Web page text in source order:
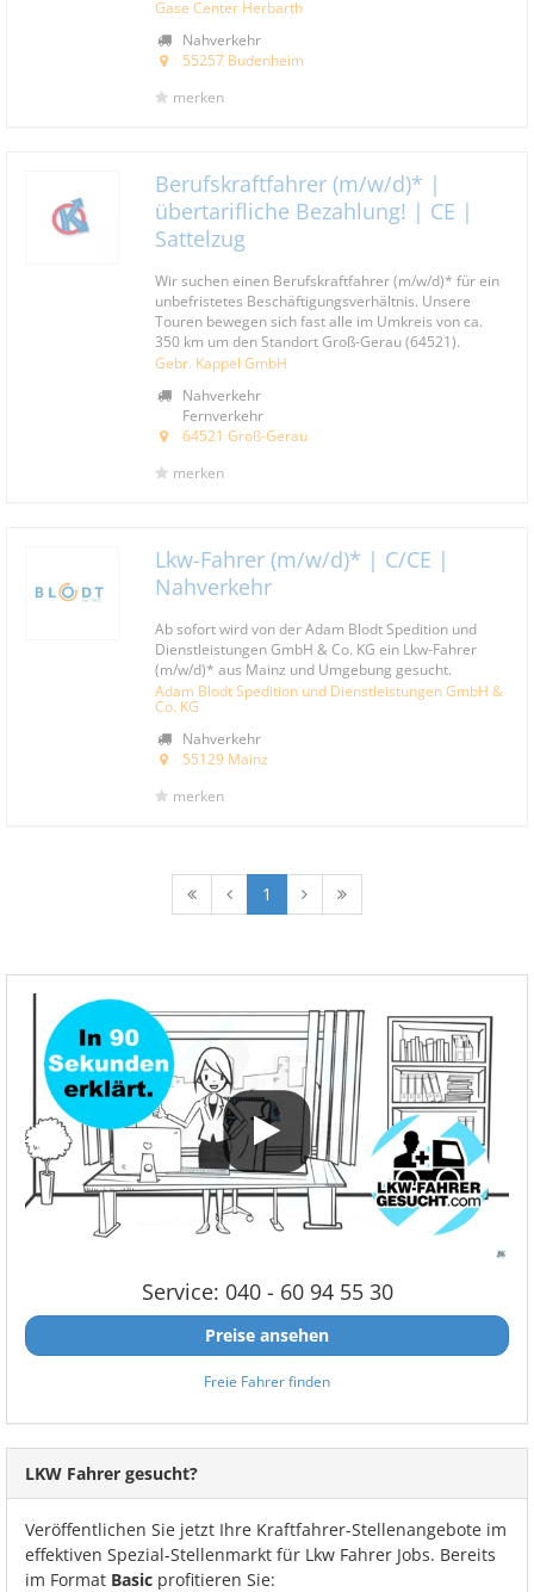
Gase Center Herbarth
Nahverkehr
55257 Budenheim
merken
Berufskraftfahrer (m/w/d)* |
übertarifliche Bezahlung! | CE |
Sattelzug
Wir suchen einen Berufskraftfahrer (m/w/d)* für ein
unbefristetes Beschäftigungsverhältnis. Unsere
Touren bewegen sich fast alle im Umkreis von ca.
350 km um den Standort Groß-Gerau (64521).
Gebr. Kappel GmbH
Nahverkehr
Fernverkehr
64521 Groß-Gerau
merken
Lkw-Fahrer (m/w/d)* | C/CE |
Nahverkehr
Ab sofort wird von der Adam Blodt Spedition und
Dienstleistungen GmbH & Co. KG ein Lkw-Fahrer
(m/w/d)* aus Mainz und Umgebung gesucht.
Adam Blodt Spedition und Dienstleistungen GmbH &
Co. KG
Nahverkehr
55129 Mainz
merken
1
Service: 040 - 60 94 55 30
Preise ansehen
Freie Fahrer finden
LKW Fahrer gesucht?
Veröffentlichen Sie jetzt Ihre Kraftfahrer-Stellenangebote im
effektiven Spezial-Stellenmarkt für Lkw Fahrer Jobs. Bereits
im Format Basic profitieren Sie: